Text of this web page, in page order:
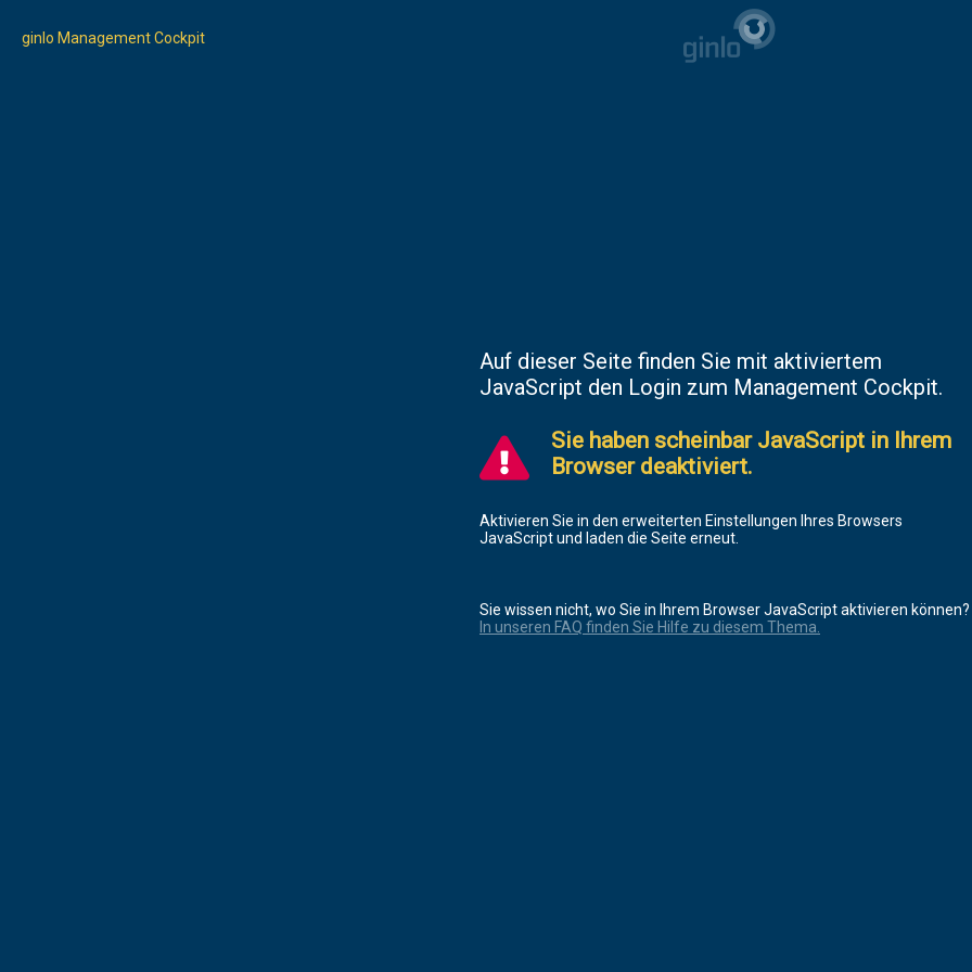
ginlo Management Cockpit
Auf dieser Seite finden Sie mit aktiviertem
JavaScript den Login zum Management Cockpit.
Sie haben scheinbar JavaScript in Ihrem
Browser deaktiviert.
Aktivieren Sie in den erweiterten Einstellungen Ihres Browsers
JavaScript und laden die Seite erneut.
Sie wissen nicht, wo Sie in Ihrem Browser JavaScript aktivieren können?
In unseren FAQ finden Sie Hilfe zu diesem Thema.